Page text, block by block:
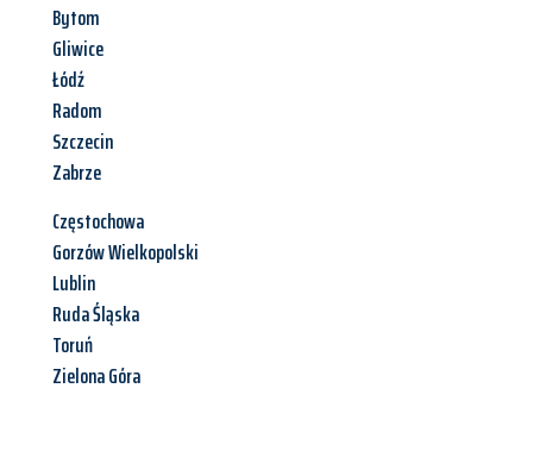
Bytom
Gliwice
Łódź
Radom
Szczecin
Zabrze
Częstochowa
Gorzów Wielkopolski
Lublin
Ruda Śląska
Toruń
Zielona Góra